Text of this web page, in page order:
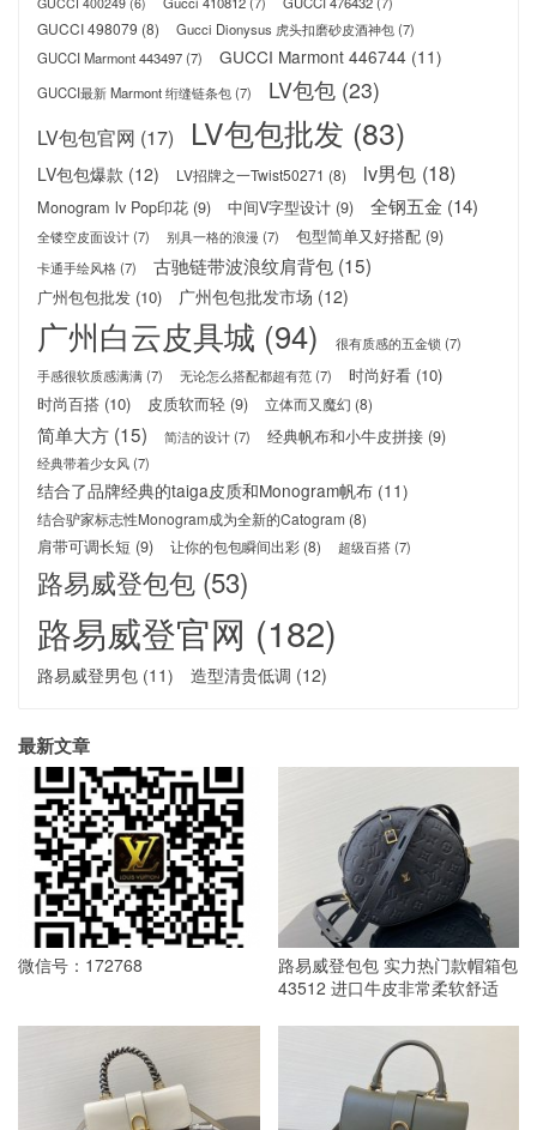
GUCCI 498079 (8) Gucci Dionysus 虎头扣磨砂皮酒神包(7)
GUCCI Marmont 443497(7) GUCCI Marmont 446744 (11)
GUCCI最新 Marmont 绗缝链条包(7) LV包包 (23)
LV包包官网 (17) LV包包批发 (83)
LV包包爆款 (12) LV招牌之一Twist50271 (8) lv男包 (18)
Monogram lv Pop印花 (9) 中间V字型设计 (9) 全钢五金 (14)
全镂空皮面设计(7) 别具一格的浪漫 (7) 包型简单又好搭配 (9)
卡通手绘风格(7) 古驰链带波浪纹肩背包 (15)
广州包包批发 (10) 广州包包批发市场 (12)
广州白云皮具城 (94) 很有质感的五金锁 (7)
手感很软质感满满(7) 无论怎么搭配都超有范(7) 时尚好看 (10)
时尚百搭 (10) 皮质软而轻 (9) 立体而又魔幻 (8)
简单大方 (15) 简洁的设计(7) 经典帆布和小牛皮拼接 (9)
经典带着少女风(7)
结合了品牌经典的taiga皮质和Monogram帆布 (11)
结合驴家标志性Monogram成为全新的Catogram (8)
肩带可调长短 (9) 让你的包包瞬间出彩 (8) 超级百搭(7)
路易威登包包 (53)
路易威登官网 (182)
路易威登男包 (11) 造型清贵低调 (12)
最新文章
微信号：172768
路易威登包包 实力热门款帽箱包
43512 进口牛皮非常柔软舒适